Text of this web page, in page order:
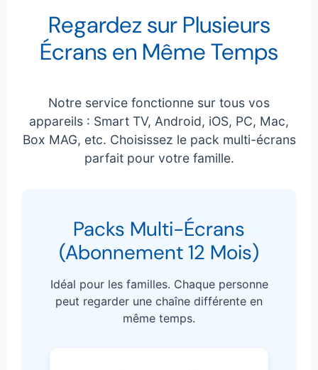
Regardez sur Plusieurs
Écrans en Même Temps
Notre service fonctionne sur tous vos
appareils : Smart TV, Android, iOS, PC, Mac,
Box MAG, etc. Choisissez le pack multi-écrans
parfait pour votre famille.
Packs Multi-Écrans
(Abonnement 12 Mois)
Idéal pour les familles. Chaque personne
peut regarder une chaîne différente en
même temps.